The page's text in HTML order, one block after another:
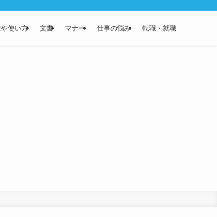
使い方 文書 マナー 仕事の悩み 転職・就職